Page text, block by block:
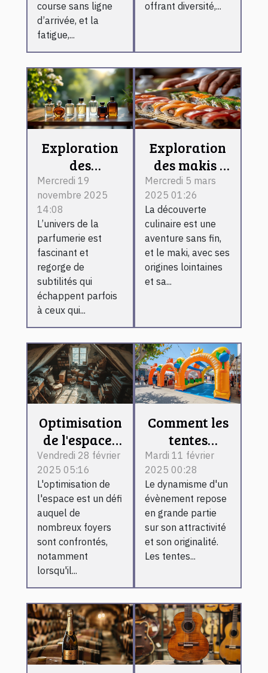
course sans ligne
d’arrivée, et la
fatigue,...
offrant diversité,...
Exploration
des
différences
entre les
types de
parfums
classiques
Mercredi 19
novembre 2025
14:08
L’univers de la
parfumerie est
fascinant et
regorge de
subtilités qui
échappent parfois
à ceux qui...
Exploration
des makis :
ingrédients,
préparation
et conseils
pratiques
Mercredi 5 mars
2025 01:26
La découverte
culinaire est une
aventure sans fin,
et le maki, avec ses
origines lointaines
et sa...
Optimisation
de l'espace :
stratégies
efficaces
pour vider
caves et
greniers
Vendredi 28 février
2025 05:16
L'optimisation de
l'espace est un défi
auquel de
nombreux foyers
sont confrontés,
notamment
lorsqu'il...
Comment les
tentes
publicitaires
gonflables
peuvent
dynamiser
vos
évènements
Mardi 11 février
2025 00:28
Le dynamisme d'un
évènement repose
en grande partie
sur son attractivité
et son originalité.
Les tentes...